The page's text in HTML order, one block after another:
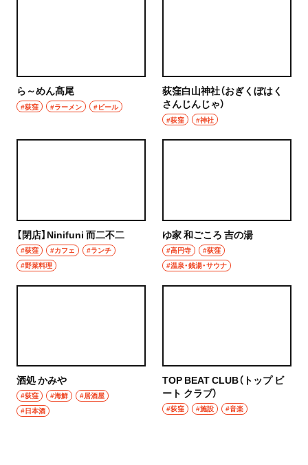
ら～めん髙尾
#荻窪 #ラーメン #ビール
荻窪白山神社（おぎくぼはく
さんじんじゃ）
#荻窪 #神社
【閉店】Ninifuni 而二不二
#荻窪 #カフェ
#ランチ
#野菜料理
ゆ家 和ごころ 吉の湯
#高円寺
#荻窪
#温泉・銭湯・サウナ
酒処 かみや
#荻窪 #海鮮
#居酒屋
#日本酒
TOP BEAT CLUB（トップ ビ
ート クラブ）
#荻窪 #施設 #音楽